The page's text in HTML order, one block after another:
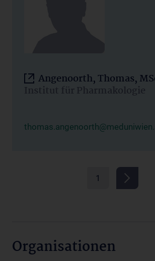
Angenoorth, Thomas,
Institut für Pharmakologie
1
Organisationen